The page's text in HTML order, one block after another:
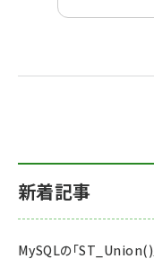
新着記事
MySQLの「ST_Union()